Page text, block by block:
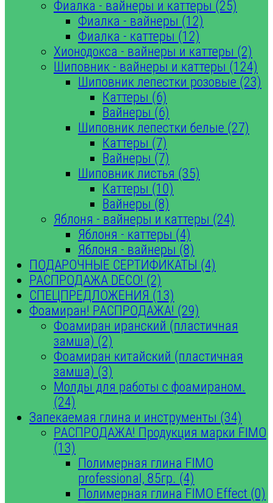
Фиалка - вайнеры и каттеры (25)
Фиалка - вайнеры (12)
Фиалка - каттеры (12)
Хионодокса - вайнеры и каттеры (2)
Шиповник - вайнеры и каттеры (124)
Шиповник лепестки розовые (23)
Каттеры (6)
Вайнеры (6)
Шиповник лепестки белые (27)
Каттеры (7)
Вайнеры (7)
Шиповник листья (35)
Каттеры (10)
Вайнеры (8)
Яблоня - вайнеры и каттеры (24)
Яблоня - каттеры (4)
Яблоня - вайнеры (8)
ПОДАРОЧНЫЕ СЕРТИФИКАТЫ (4)
РАСПРОДАЖА DECO! (2)
СПЕЦПРЕДЛОЖЕНИЯ (13)
Фоамиран! РАСПРОДАЖА! (29)
Фоамиран иранский (пластичная
замша) (2)
Фоамиран китайский (пластичная
замша) (3)
Молды для работы с фоамираном.
(24)
Запекаемая глина и инструменты (34)
РАСПРОДАЖА! Продукция марки FIMO
(13)
Полимерная глина FIMO
professional, 85гр. (4)
Полимерная глина FIMO Effect (0)